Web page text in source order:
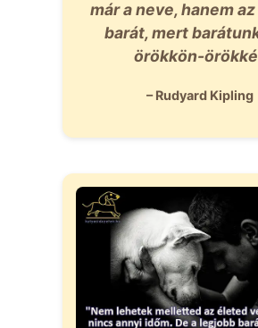
már a neve, hanem
barát, mert
örökkön-
– Rudyard Kipling